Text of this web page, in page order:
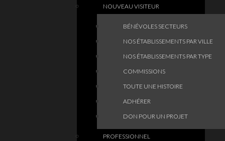
NOUVEAU VISITEUR
BÉNÉVOLES SECTEURS
NOS ÉTABLISSEMENTS PAR VILLE
NOS ÉTABLISSEMENTS PAR TYPE
COMMISSIONS
TOUTE UNE HISTOIRE
ADHÉRER
DON POUR UN PROJET
PROFESSIONNEL